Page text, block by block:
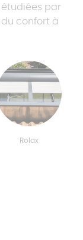
par
confort à
Rolax